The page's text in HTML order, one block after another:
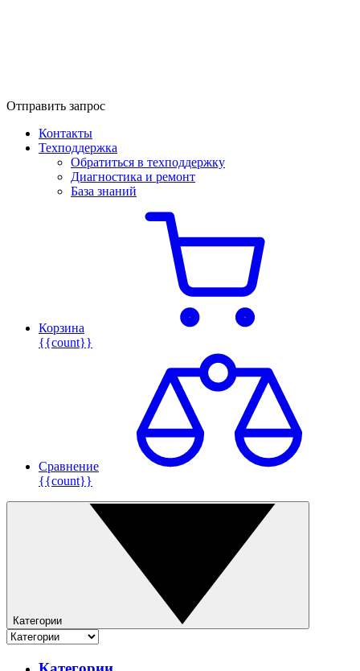
Отправить запрос
Контакты
Техподдержка
Обратиться в техподдержку
Диагностика и ремонт
База знаний
Корзина
{{count}}
Сравнение
{{count}}
Категории